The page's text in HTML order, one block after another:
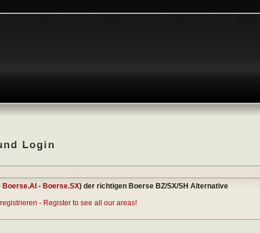
Login
Boerse.AI - Boerse.SX) der richtigen Boerse BZ/SX/SH Alternative
- Register to see all our areas!